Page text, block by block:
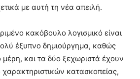
με αυτή τη νέα απειλή.
κακόβουλο λογισμικό είναι
έξυπνο δημιούργημα, καθώς
μέρη, και τα δύο ξεχωριστά έχουν
κατασκοπείας,